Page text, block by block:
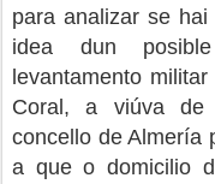
para analizar se
idea dun
levantamento
Coral, a viúva de
concello de Almería
a que o domicilio